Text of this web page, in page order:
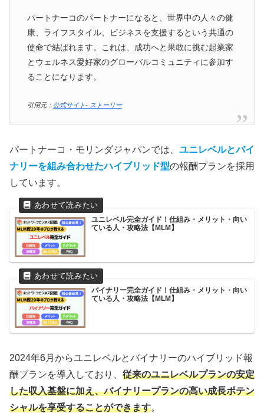
パートナーコのパートナーになると、世界中の人々の健
康、ライフスタイル、ビジネスを支援するという共通の
使命で結ばれます。これは、成功へと果敢に挑む起業家
とウェルネス愛好家のグローバルコミュニティに参加す
ることになります。
引用元： 公式サイト- ストーリー
パートナーコ・モリンダジャパンでは、 ユニレベルとバイ
ナリーを組み合わせたハイブリッド型の報酬プランを採用
しています​。
ユニレベル完全ガイド！仕組み・メリット・向い
ている人・攻略法【MLM】
バイナリー完全ガイド！仕組み・メリット・向い
ている人・攻略法【MLM】
2024年6月からユニレベルとバイナリーのハイブリッド報
酬プランを導入しており、 従来のユニレベルプランの安定
した収入基盤に加え、バイナリープランの高い成長ポテン
シャルを享受することができます。